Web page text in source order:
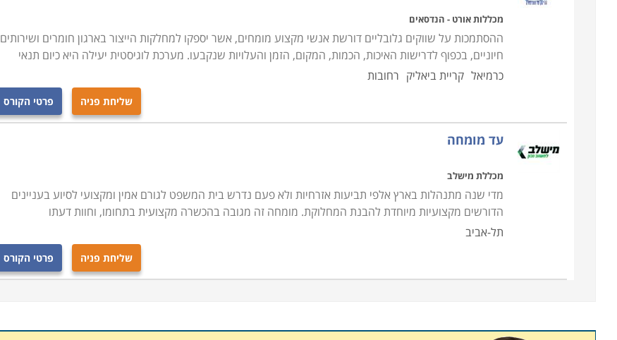
מכללות אורט - הנדסאים
ההסתמכות על שווקים גלובליים דורשת אנשי מקצוע מומחים, אשר יספקו למחלקות הייצור בארגון חומרים ושירותים
חיוניים, בכפוף לדרישות האיכות, הכמות, המקום, הזמן והעלויות שנקבעו. מערכת לוגיסטית יעילה היא כיום תנאי
כרמיאל קריית ביאליק רחובות
שליחת פניה פרטי הקורס
עד מומחה
מכללת מישלב
מדי שנה מתנהלות בארץ אלפי תביעות אזרחיות ולא פעם נדרש בית המשפט לגורם אמין ומקצועי לסיוע בעניינים
הדורשים מקצועיות מיוחדת להבנת המחלוקת. מומחה זה מגובה בהכשרה מקצועית בתחומו, וחוות דעתו
תל-אביב
שליחת פניה פרטי הקורס